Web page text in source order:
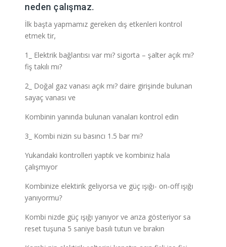
neden çalışmaz.
İlk başta yapmamız gereken dış etkenleri kontrol
etmek tir,
1_ Elektrik bağlantısı var mı? sigorta – şalter açık mı?
fiş takılı mı?
2_ Doğal gaz vanası açık mı? daire girişinde bulunan
sayaç vanası ve
Kombinin yanında bulunan vanaları kontrol edin
3_ Kombi nizin su basıncı 1.5 bar mı?
Yukarıdaki kontrolleri yaptık ve kombiniz hala
çalışmıyor
Kombinize elektirik geliyorsa ve güç ışığı- on-off ışığı
yanıyormu?
Kombi nizde güç ışığı yanıyor ve arıza gösteriyor sa
reset tuşuna 5 saniye basılı tutun ve bırakın